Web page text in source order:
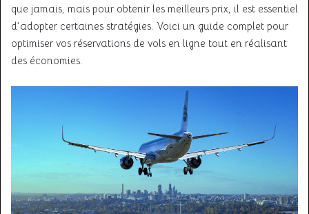
que jamais, mais pour obtenir les meilleurs prix, il est essentiel
d’adopter certaines stratégies. Voici un guide complet pour
optimiser vos réservations de vols en ligne tout en réalisant
des économies.